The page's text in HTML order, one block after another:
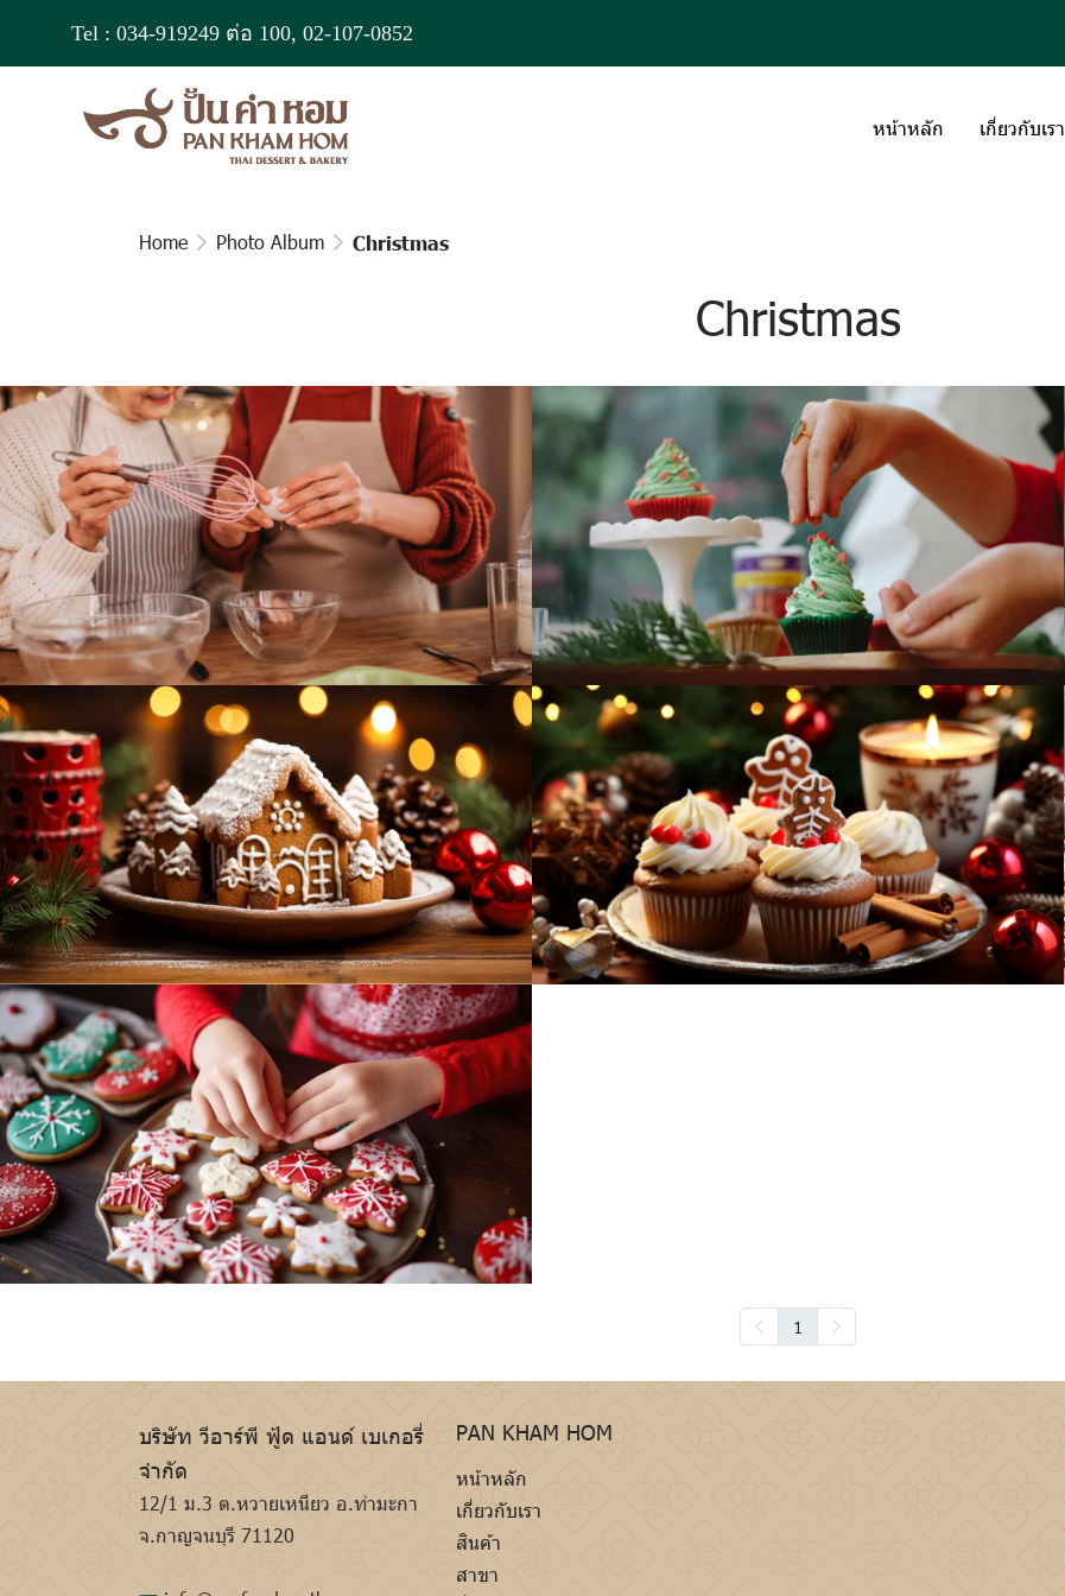
Tel : 034-919249 ต่อ 100, 02-107-0852
หน้าหลัก เกี่ยวกับเรา
Home Photo Album Christmas
Christmas
Christmas Is Coming
Workshop Cake & Bakery is a delectable
confectionery that specializes in crafting delightful
cakes and pastries.
Christmas Is Coming
Workshop Cake & Bakery is a delectable
confectionery that specializes in crafting delightful
cakes and pastries.
Christmas Is Coming
Workshop Cake & Bakery is a delectable
confectionery that specializes in crafting delightful
cakes and pastries.
Christmas Is Coming
Workshop Cake & Bakery is a delectable
confectionery that specializes in crafting delightful
cakes and pastries.
1
บริษัท วีอาร์พี ฟู้ด แอนด์ เบเกอรี่
จำกัด
12/1 ม.3 ต.หวายเหนียว อ.ท่ามะกา
จ.กาญจนบุรี 71120
PAN KHAM HOM
หน้าหลัก
เกี่ยวกับเรา
สินค้า
สาขา